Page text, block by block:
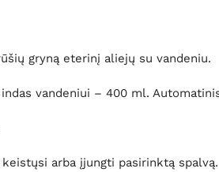
gryną eterinį aliejų su vandeniu.
vandeniui – 400 ml.
arba įjungti pasirinktą spalvą.